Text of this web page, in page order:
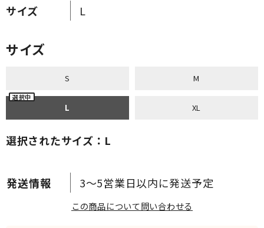
サイズ L
3～5営業日以内に発送予定
サイズ
S M
L XL
選択されたサイズ：L
この商品について問い合わせる